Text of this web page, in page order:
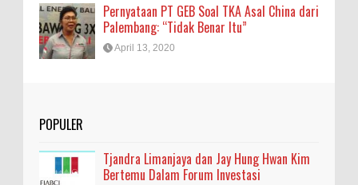
Pernyataan PT GEB Soal TKA Asal China dari
Palembang: “Tidak Benar Itu”
April 13, 2020
POPULER
Tjandra Limanjaya dan Jay Hung Hwan Kim
Bertemu Dalam Forum Investasi